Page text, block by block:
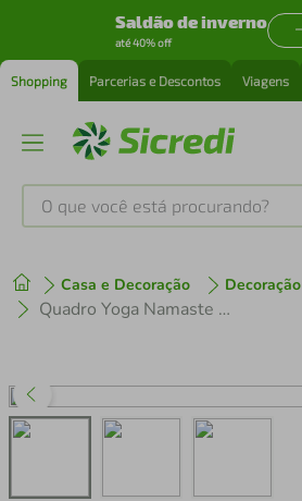
Saldão de inverno
até 40% off
Shopping Parcerias e Descontos Viagens
O que você está procurando?
Casa e Decoração Decoração
Quadro Yoga Namaste 100x70 Filete Marfim
1º tenis
perfume